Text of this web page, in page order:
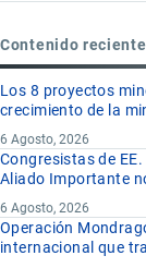
Contenido reciente
Los 8 proyectos
crecimiento de la
6 Agosto, 2026
Congresistas de
Aliado Importante
6 Agosto, 2026
Operación
internacional que